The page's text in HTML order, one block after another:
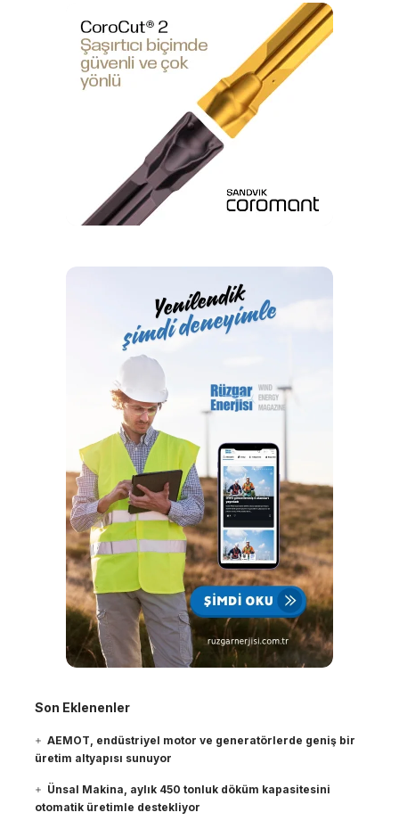
Son Eklenenler
AEMOT, endüstriyel motor ve generatörlerde geniş bir
üretim altyapısı sunuyor
Ünsal Makina, aylık 450 tonluk döküm kapasitesini
otomatik üretimle destekliyor